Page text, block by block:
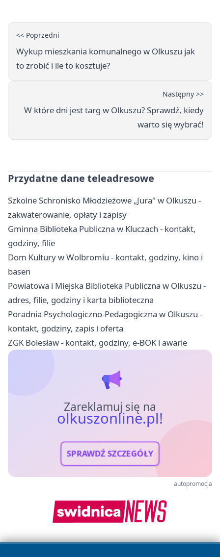
<< Poprzedni
Wykup mieszkania komunalnego w Olkuszu jak
to zrobić i ile to kosztuje?
Następny >>
W które dni jest targ w Olkuszu? Sprawdź, kiedy
warto się wybrać!
Przydatne dane teleadresowe
Szkolne Schronisko Młodzieżowe „Jura" w Olkuszu -
zakwaterowanie, opłaty i zapisy
Gminna Biblioteka Publiczna w Kluczach - kontakt,
godziny, filie
Dom Kultury w Wolbromiu - kontakt, godziny, kino i
basen
Powiatowa i Miejska Biblioteka Publiczna w Olkuszu -
adres, filie, godziny i karta biblioteczna
Poradnia Psychologiczno-Pedagogiczna w Olkuszu -
kontakt, godziny, zapis i oferta
ZGK Bolesław - kontakt, godziny, e-BOK i awarie
Zareklamuj się na
olkuszonline.pl!
SPRAWDŹ SZCZEGÓŁY
autopromocja